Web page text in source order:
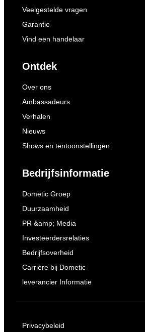
Veelgestelde vragen
Garantie
Vind een handelaar
Ontdek
Over ons
Ambassadeurs
Verhalen
Nieuws
Shows en tentoonstellingen
Bedrijfsinformatie
Dometic Groep
Duurzaamheid
PR &amp; Media
Investeerdersrelaties
Bedrijfsoverheid
Carrière bij Dometic
leverancier Informatie
Privacybeleid